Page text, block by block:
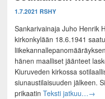
1.7.2021 RSHY
Sankarivainaja Juho Henrik
kirkonkylään 18.6.1941
hänen maalliset jäänteet
Kiuruveden kirkossa
siunaustilaisuuden jälkeen.
prikaatin Teksti jatkuu…→